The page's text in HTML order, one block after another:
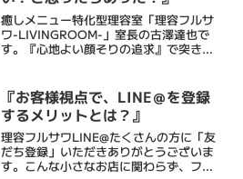
癒しメニュー特化型理容室「理容フルサ
ワ-LIVINGROOM-」室長の古澤達也で
す。『心地よい顔そりの追求』で突き抜
なたにひとときの心地よい癒しと眠りを
もたらし、...
『お客様視点で、LINE＠を登録
するメリットとは？』
理容フルサワLINE@たくさんの方に「友
だち登録」いただきありがとうございま
す。こんな小さなお店に関わらず、フォ